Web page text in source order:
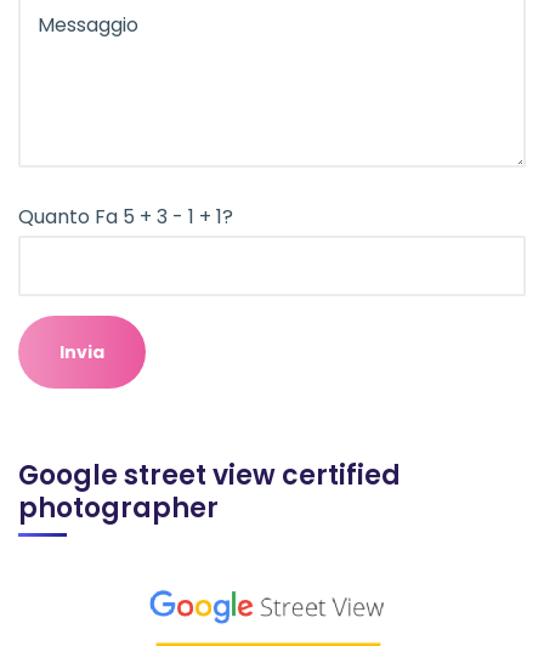
Quanto Fa 5 + 3 - 1 + 1?
Google street view certified
photographer